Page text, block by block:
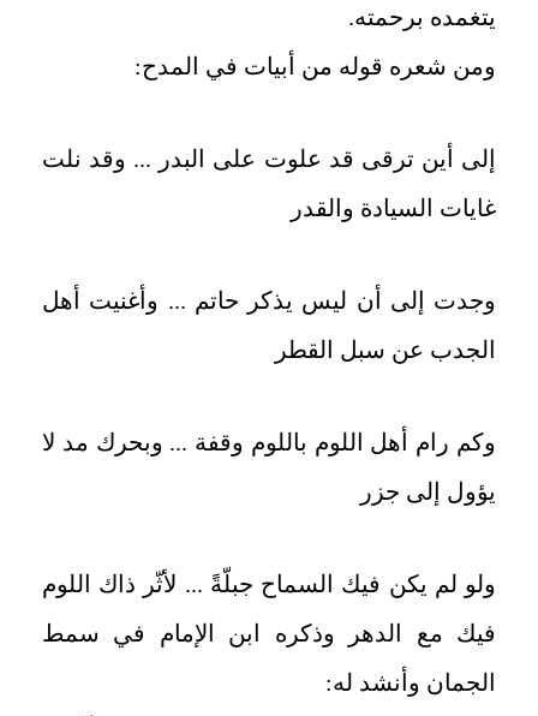
يتغمده برحمته.
ومن شعره قوله من أبيات في المدح:
إلى أين ترقى قد علوت على البدر ... وقد نلت
غايات السيادة والقدر
وجدت إلى أن ليس يذكر حاتم ... وأغنيت أهل
الجدب عن سبل القطر
وكم رام أهل اللوم باللوم وقفة ... وبحرك مد لا
يؤول إلى جزر
ولو لم يكن فيك السماح جبلّةً ... لأثّر ذاك اللوم
فيك مع الدهر وذكره ابن الإمام في سمط
الجمان وأنشد له: